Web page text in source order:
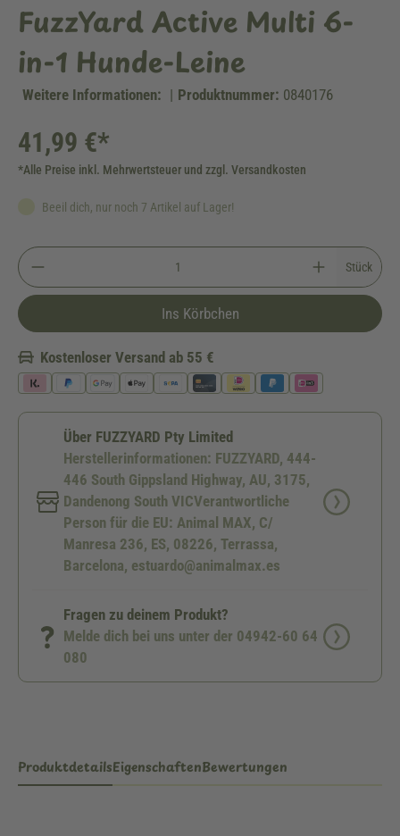
FuzzYard Active Multi 6-
in-1 Hunde-Leine
Weitere Informationen: | Produktnummer: 0840176
41,99 €*
*Alle Preise inkl. Mehrwertsteuer und zzgl. Versandkosten
Beeil dich, nur noch 7 Artikel auf Lager!
Stück
Ins Körbchen
Kostenloser Versand ab 55 €
Über FUZZYARD Pty Limited
Herstellerinformationen: FUZZYARD, 444-
446 South Gippsland Highway, AU, 3175,
Dandenong South VICVerantwortliche
Person für die EU: Animal MAX, C/
Manresa 236, ES, 08226, Terrassa,
Barcelona, estuardo@animalmax.es
Fragen zu deinem Produkt?
Melde dich bei uns unter der 04942-60 64
080
ProduktdetailsEigenschaftenBewertungen